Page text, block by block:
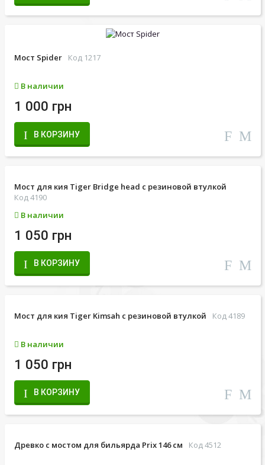
Мост Spider Код 1217
В наличии
1 000 грн
В КОРЗИНУ
Мост для кия Tiger Bridge head с резиновой втулкой
Код 4190
В наличии
1 050 грн
В КОРЗИНУ
Мост для кия Tiger Kimsah с резиновой втулкой Код 4189
В наличии
1 050 грн
В КОРЗИНУ
Древко с мостом для бильярда Prix 146 см Код 4512